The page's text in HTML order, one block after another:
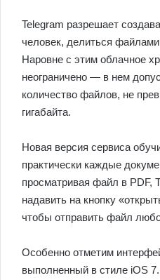
Telegram разрешает
человек, делиться
Наровне с этим облачное
неограничено — в нем
количество файлов, не
гигабайта.
Новая версия сервиса
практически каждые
просматривая файл в PDF,
надавить на кнопку
чтобы отправить файл
Особенно отметим
выполненный в стиле iOS